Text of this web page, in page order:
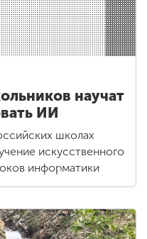
научат
ИИ
школах
искусственного
информатики